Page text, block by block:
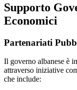
Supporto
Economici
Partenariati
Il governo albanese è
attraverso iniziative
che include: